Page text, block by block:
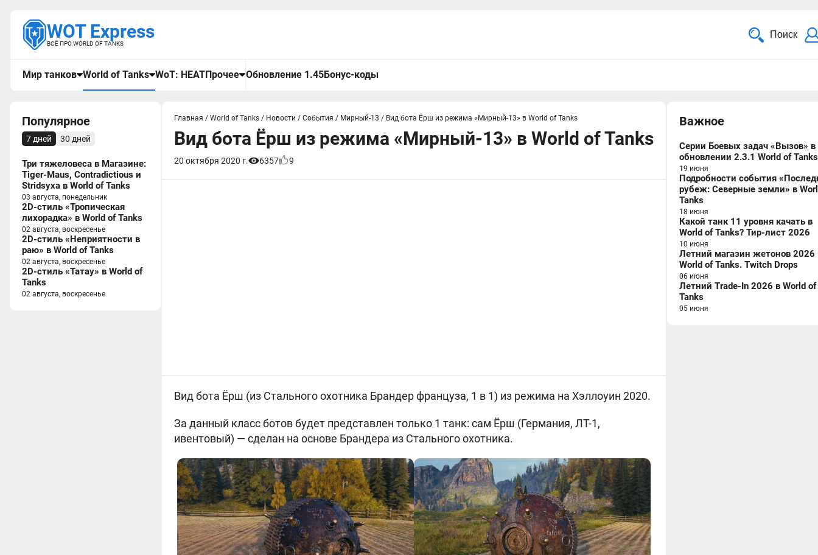
WOT Express
ВСЁ ПРО WORLD OF TANKS
Поиск
Мир танков World of Tanks WoT: HEATПрочее Обновление 1.45Бонус-коды
Популярное
7 дней 30 дней
Три тяжеловеса в Магазине:
Tiger-Maus, Contradictious и
Stridsyxa в World of Tanks
03 августа, понедельник
2D-стиль «Тропическая
лихорадка» в World of Tanks
02 августа, воскресенье
2D-стиль «Неприятности в
раю» в World of Tanks
02 августа, воскресенье
2D-стиль «Татау» в World of
Tanks
02 августа, воскресенье
Главная / World of Tanks / Новости / События / Мирный-13 / Вид бота Ёрш из режима «Мирный-13» в World of Tanks
Вид бота Ёрш из режима «Мирный-13» в World of Tanks
20 октября 2020 г. 6357 9
Вид бота Ёрш (из Стального охотника Брандер француза, 1 в 1) из режима на Хэллоуин 2020.
За данный класс ботов будет представлен только 1 танк: сам Ёрш (Германия, ЛТ-1,
ивентовый) — сделан на основе Брандера из Стального охотника.
Важное
Серии Боевых задач «Вызов» в
обновлении 2.3.1 World of Tanks
19 июня
Подробности события
рубеж: Северные земли» в
Tanks
18 июня
Какой танк 11 уровня качать в
World of Tanks? Тир-лист 2026
10 июня
Летний магазин жетонов 2026
World of Tanks. Twitch Drops
06 июня
Летний Trade-In 2026 в World of
Tanks
05 июня